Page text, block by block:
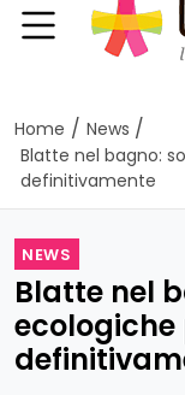
Home / News /
Blatte nel bagno:
definitivamente
NEWS
Blatte nel